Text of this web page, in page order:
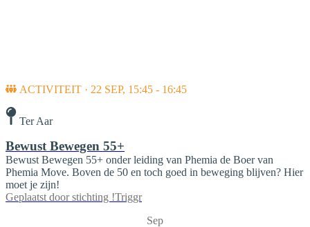
ACTIVITEIT · 22 SEP, 15:45 - 16:45
Ter Aar
Bewust Bewegen 55+
Bewust Bewegen 55+ onder leiding van Phemia de Boer van
Phemia Move. Boven de 50 en toch goed in beweging blijven? Hier
moet je zijn!
Geplaatst door stichting !Triggr
Sep